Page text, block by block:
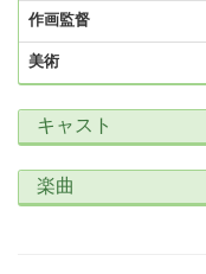
作画監督
美術
キャスト
楽曲